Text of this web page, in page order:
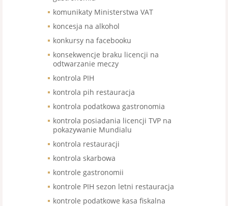
komunikaty Ministerstwa VAT
koncesja na alkohol
konkursy na facebooku
konsekwencje braku licencji na
odtwarzanie meczy
kontrola PIH
kontrola pih restauracja
kontrola podatkowa gastronomia
kontrola posiadania licencji TVP na
pokazywanie Mundialu
kontrola restauracji
kontrola skarbowa
kontrole gastronomii
kontrole PIH sezon letni restauracja
kontrole podatkowe kasa fiskalna